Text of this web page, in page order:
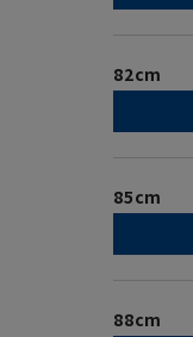
82cm
85cm
88cm